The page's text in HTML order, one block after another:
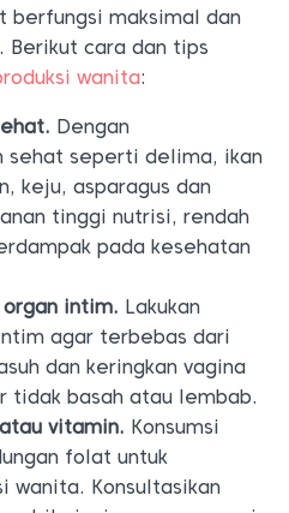
maksimal dan
Berikut cara dan tips
wanita:
Dengan
sehat seperti delima, ikan
keju, asparagus dan
tinggi nutrisi, rendah
pada kesehatan
intim. Lakukan
agar terbebas dari
dan keringkan vagina
tidak basah atau lembab.
vitamin. Konsumsi
folat untuk
wanita. Konsultasikan